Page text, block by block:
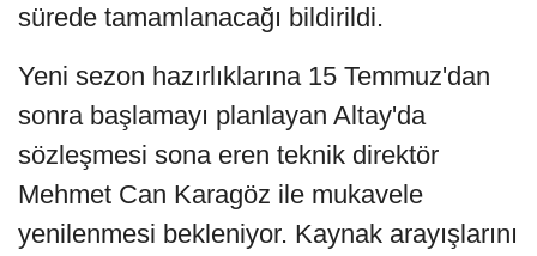
sürede tamamlanacağı bildirildi.
Yeni sezon hazırlıklarına 15 Temmuz'dan
sonra başlamayı planlayan Altay'da
sözleşmesi sona eren teknik direktör
Mehmet Can Karagöz ile mukavele
yenilenmesi bekleniyor. Kaynak arayışlarını